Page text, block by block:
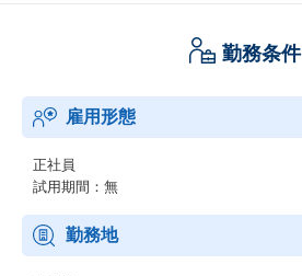
勤務条件
雇用形態
正社員
試用期間：無
勤務地